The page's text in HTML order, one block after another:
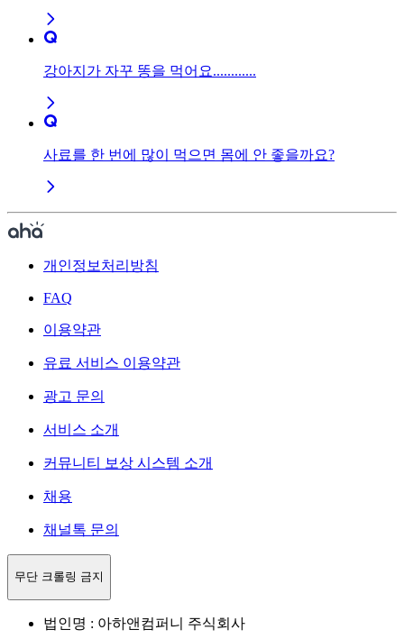
강아지가 자꾸 똥을 먹어요............
사료를 한 번에 많이 먹으면 몸에 안 좋을까요?
개인정보처리방침
FAQ
이용약관
유료 서비스 이용약관
광고 문의
서비스 소개
커뮤니티 보상 시스템 소개
채용
채널톡 문의
무단 크롤링 금지
법인명 : 아하앤컴퍼니 주식회사